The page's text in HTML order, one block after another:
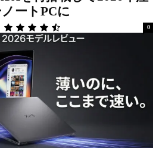
ートPCに
0